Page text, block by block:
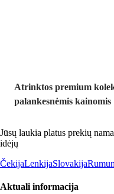
Atrinktos premium
palankesnėmis kainomis
Jūsų laukia platus prekių
idėjų
ČekijaLenkijaSlovakija
Aktuali informacija